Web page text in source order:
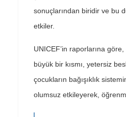
sonuçlarından biridir ve bu
etkiler.
UNICEF’in raporlarına
büyük bir kısmı, yetersiz
çocukların bağışıklık
olumsuz etkileyerek,